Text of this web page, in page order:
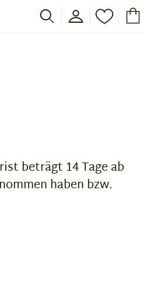
beträgt 14 Tage ab
haben bzw.